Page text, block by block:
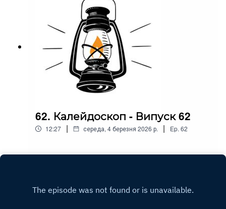
62. Калейдоскоп - Випуск 62
12:27 | середа, 4 березня 2026 р. | Ep. 62